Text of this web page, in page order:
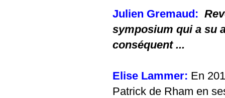
Julien Gremaud:
symposium qui a su
conséquent ...
Elise Lammer: En
Patrick de Rham en